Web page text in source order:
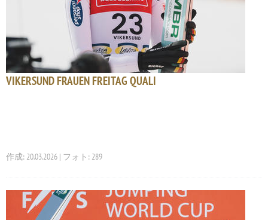
VIKERSUND FRAUEN FREITAG QUALI
作成: 20.03.2026 | フォト: 289